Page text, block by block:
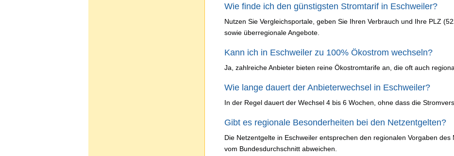
Wie finde ich den günstigsten Stromtarif in Eschweiler?
Nutzen Sie Vergleichsportale, geben Sie Ihren Verbrauch und Ihre PLZ
sowie überregionale Angebote.
Kann ich in Eschweiler zu 100% Ökostrom wechseln?
Ja, zahlreiche Anbieter bieten reine Ökostromtarife an, die oft auch
Wie lange dauert der Anbieterwechsel in Eschweiler?
In der Regel dauert der Wechsel 4 bis 6 Wochen, ohne dass die
Gibt es regionale Besonderheiten bei den Netzentgelten?
Die Netzentgelte in Eschweiler entsprechen den regionalen Vorgaben
vom Bundesdurchschnitt abweichen.